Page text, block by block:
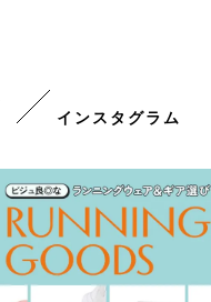
インスタグラム